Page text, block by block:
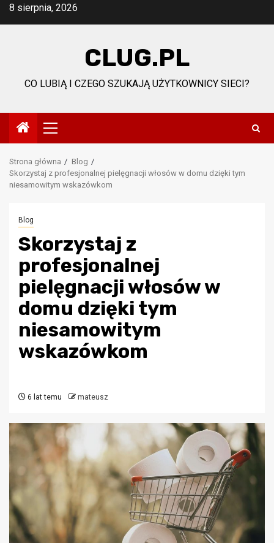
Przejdź
8 sierpnia, 2026
CLUG.PL
CO LUBIĄ I CZEGO SZUKAJĄ UŻYTKOWNICY SIECI?
Menu
główne
Strona główna
Blog
Skorzystaj z profesjonalnej pielęgnacji włosów w domu dzięki tym
niesamowitym wskazówkom
Blog
Skorzystaj z
profesjonalnej
pielęgnacji włosów w
domu dzięki tym
niesamowitym
wskazówkom
6 lat temu mateusz